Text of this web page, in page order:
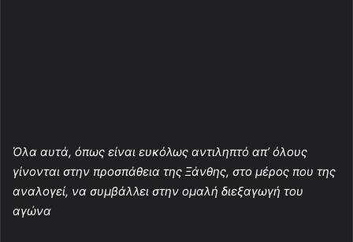
Όλα αυτά, όπως είναι ευκόλως αντιληπτό απ’ όλους
γίνονται στην προσπάθεια της Ξάνθης, στο μέρος που της
αναλογεί, να συμβάλλει στην ομαλή διεξαγωγή του
αγώνα